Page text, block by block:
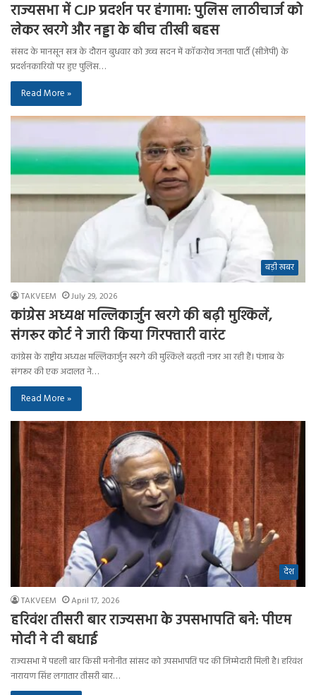
राज्यसभा में CJP प्रदर्शन पर हंगामा: पुलिस लाठीचार्ज को
लेकर खरगे और नड्डा के बीच तीखी बहस
संसद के मानसून सत्र के दौरान बुधवार को उच्च सदन में कॉकरोच जनता पार्टी (सीजेपी) के
प्रदर्शनकारियों पर हुए पुलिस…
Read More »
बड़ी खबर
TAKVEEM July 29, 2026
कांग्रेस अध्यक्ष मल्लिकार्जुन खरगे की बढ़ी मुश्किलें,
संगरूर कोर्ट ने जारी किया गिरफ्तारी वारंट
कांग्रेस के राष्ट्रीय अध्यक्ष मल्लिकार्जुन खरगे की मुश्किलें बढ़ती नजर आ रही हैं। पंजाब के
संगरूर की एक अदालत ने…
Read More »
देश
TAKVEEM April 17, 2026
हरिवंश तीसरी बार राज्यसभा के उपसभापति बने: पीएम
मोदी ने दी बधाई
राज्यसभा में पहली बार किसी मनोनीत सांसद को उपसभापति पद की जिम्मेदारी मिली है। हरिवंश
नारायण सिंह लगातार तीसरी बार…